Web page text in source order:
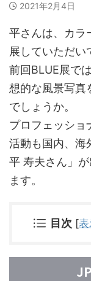
2021年2月4日
平さんは、カラ
展していただい
前回BLUE展で
想的な風景写真
でしょうか。
プロフェッショ
活動も国内、
平 寿夫さん」
ます。
目次 [